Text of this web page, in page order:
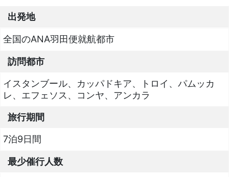
出発地
全国のANA羽田便就航都市
訪問都市
イスタンブール、カッパドキア、トロイ、パムッカ
レ、エフェソス、コンヤ、アンカラ
旅行期間
7泊9日間
最少催行人数